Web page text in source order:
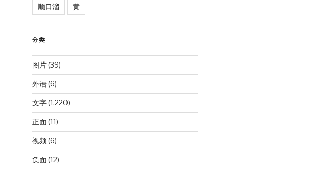
顺口溜 黄
分类
图片(39)
外语(6)
文字(1,220)
正面(11)
视频(6)
负面(12)